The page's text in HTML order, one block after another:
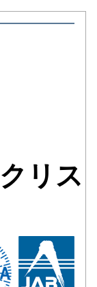
リス